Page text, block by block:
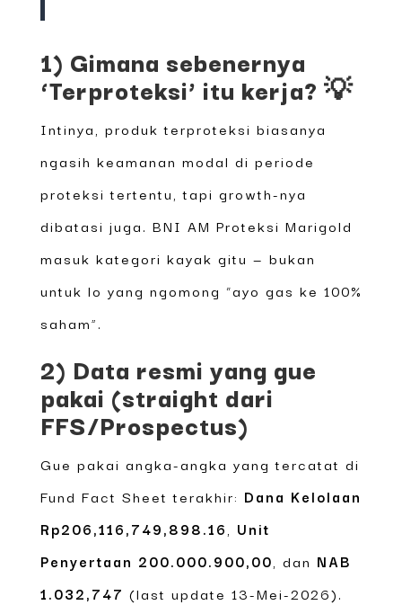
1) Gimana sebenernya
‘Terproteksi’ itu kerja? 💡
Intinya, produk terproteksi biasanya
ngasih keamanan modal di periode
proteksi tertentu, tapi growth-nya
dibatasi juga. BNI AM Proteksi Marigold
masuk kategori kayak gitu — bukan
untuk lo yang ngomong “ayo gas ke 100%
saham”.
2) Data resmi yang gue
pakai (straight dari
FFS/Prospectus)
Gue pakai angka-angka yang tercatat di
Fund Fact Sheet terakhir: Dana Kelolaan
Rp206,116,749,898.16
Unit
Penyertaan 200.000.900,00 , dan NAB
1.032,747 (last update 13-Mei-2026).